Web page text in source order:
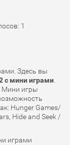
1
Здесь вы
с мини играми
Мини игры
Hunger Games/
Hide and Seek /
играми